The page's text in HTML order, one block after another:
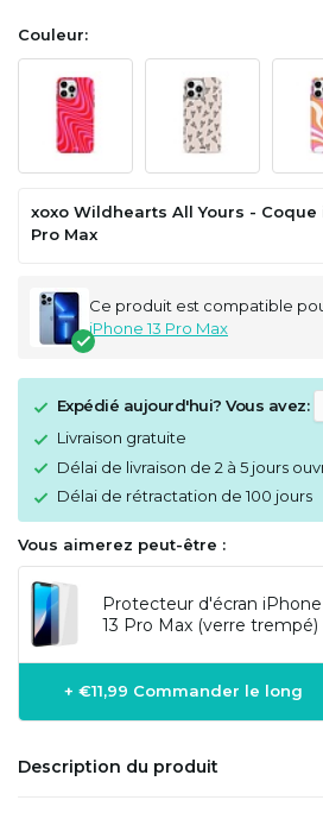
Couleur:
xoxo Wildhearts All Yours - Coque
Pro Max
Ce produit est compatible
iPhone 13 Pro Max
Expédié aujourd'hui? Vous avez:
Livraison gratuite
Délai de livraison de 2 à 5 jours
Délai de rétractation de 100 jours
Vous aimerez peut-être :
Protecteur d'écran iPhone
13 Pro Max (verre trempé)
+ €11,99 Commander le long
Description du produit